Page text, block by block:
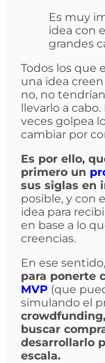
Es muy
idea con
grandes
Todos los que
una idea
no, no
llevarlo a
veces golpea
cambiar por
Es por ello,
primero un
sus siglas en
posible, y con
idea para
en base a lo
creencias.
En ese
para ponerte
MVP (que
simulando el
buscar
desarrollarlo
escala.